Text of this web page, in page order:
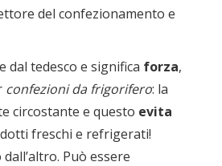
del confezionamento e
dal tedesco e significa forza,
confezioni da frigorifero: la
circostante e questo evita
freschi e refrigerati!
Può essere